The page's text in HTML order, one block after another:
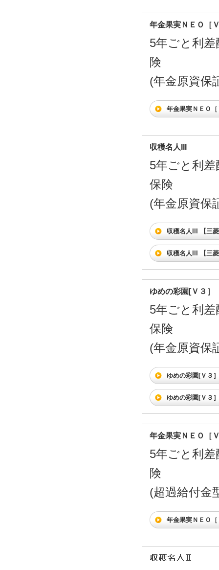
年金果実ＮＥＯ［
5年ごと利
険
(年金原資保
年金果実ＮＥＯ［
収穫名人III
5年ごと利
保険
(年金原資保
収穫名人III 【三
収穫名人III 【三
ゆめの彩園[Ｖ３］
5年ごと利
保険
(年金原資保
ゆめの彩園[Ｖ３
ゆめの彩園[Ｖ３
年金果実ＮＥＯ［
5年ごと利
険
(超過給付金
年金果実ＮＥＯ［